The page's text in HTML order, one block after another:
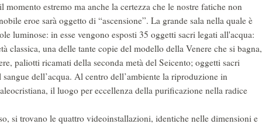
estremo ma anche la certezza che le nostre fatiche non
eroe sarà oggetto di “ascensione”. La grande sala nella quale è
luminose: in esse vengono esposti 35 oggetti sacri legati all'acqua:
classica, una delle tante copie del modello della Venere che si bagna,
paliotti ricamati della seconda metà del Seicento; oggetti sacri
dell’acqua. Al centro dell’ambiente la riproduzione in
il luogo per eccellenza della purificazione nella radice
si trovano le quattro videoinstallazioni, identiche nelle dimensioni e